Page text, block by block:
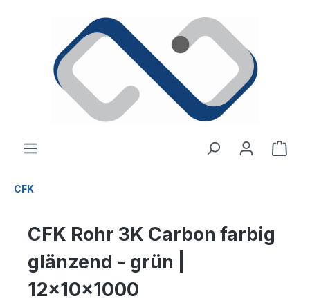
CFK
CFK Rohr 3K Carbon farbig
glänzend - grün |
12x10x1000